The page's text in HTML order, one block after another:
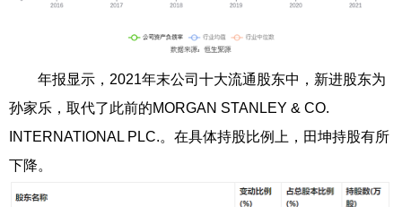
年报显示，2021年末公司十大流通股东中，新进股东为
孙家乐，取代了此前的MORGAN STANLEY & CO.
INTERNATIONAL PLC.。在具体持股比例上，田坤持股有所
下降。